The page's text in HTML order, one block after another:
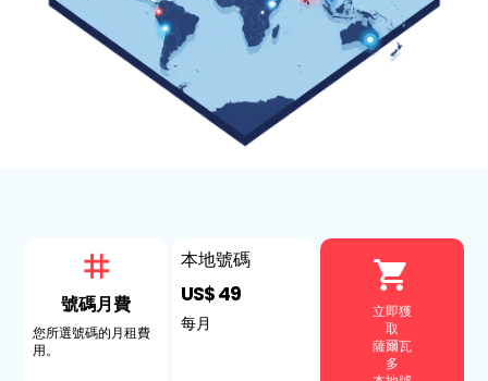
號碼月費
您所選號碼的月租費
用。
本地號碼
US$ 49
每月
立即獲
取
薩爾瓦
多